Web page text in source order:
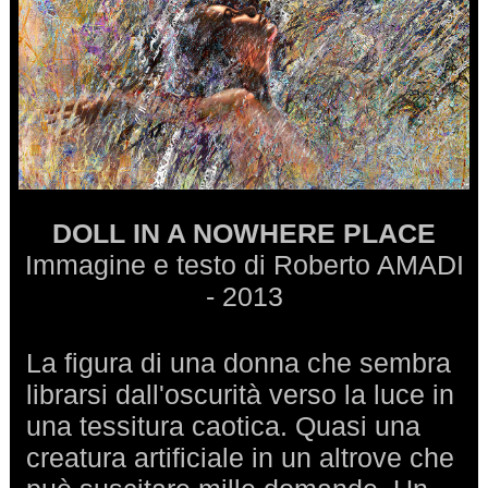
DOLL IN A NOWHERE PLACE
Immagine e testo di Roberto AMADI
- 2013
La figura di una donna che sembra
librarsi dall'oscurità verso la luce in
una tessitura caotica. Quasi una
creatura artificiale in un altrove che